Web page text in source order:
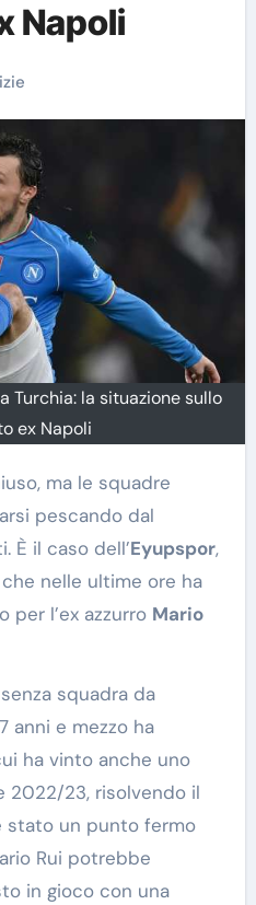
Napoli
Turchia: la situazione sullo
ex Napoli
pescando dal
È il caso dell’Eyupspor,
nelle ultime ore ha
per l’ex azzurro Mario
squadra da
anni e mezzo ha
ha vinto anche uno
2022/23, risolvendo il
stato un punto fermo
Rui potrebbe
in gioco con una